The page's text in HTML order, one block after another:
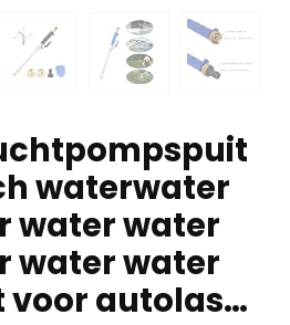
waterwater
water water
water water
voor autolas…